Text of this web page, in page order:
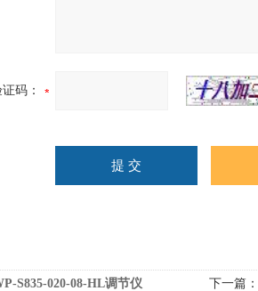
码：
S835-020-08-HL调节仪 下一篇：